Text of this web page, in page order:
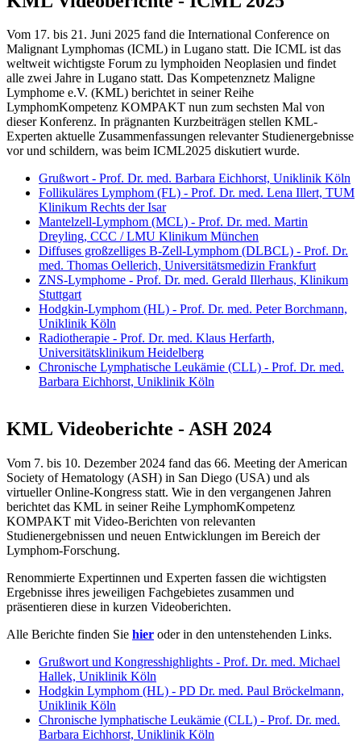
Vom 17. bis 21. Juni 2025 fand die International Conference on
Malignant Lymphomas (ICML) in Lugano statt. Die ICML ist das
weltweit wichtigste Forum zu lymphoiden Neoplasien und findet
alle zwei Jahre in Lugano statt. Das Kompetenznetz Maligne
Lymphome e.V. (KML) berichtet in seiner Reihe
LymphomKompetenz KOMPAKT nun zum sechsten Mal von
dieser Konferenz. In prägnanten Kurzbeiträgen stellen KML-
Experten aktuelle Zusammenfassungen relevanter Studienergebnisse
vor und schildern, was beim ICML2025 diskutiert wurde.
Grußwort - Prof. Dr. med. Barbara Eichhorst, Uniklinik Köln
Follikuläres Lymphom (FL) - Prof. Dr. med. Lena Illert, TUM
Klinikum Rechts der Isar
Mantelzell-Lymphom (MCL) - Prof. Dr. med. Martin
Dreyling, CCC / LMU Klinikum München
Diffuses großzelliges B-Zell-Lymphom (DLBCL) - Prof. Dr.
med. Thomas Oellerich, Universitätsmedizin Frankfurt
ZNS-Lymphome - Prof. Dr. med. Gerald Illerhaus, Klinikum
Stuttgart
Hodgkin-Lymphom (HL) - Prof. Dr. med. Peter Borchmann,
Uniklinik Köln
Radiotherapie - Prof. Dr. med. Klaus Herfarth,
Universitätsklinikum Heidelberg
Chronische Lymphatische Leukämie (CLL) - Prof. Dr. med.
Barbara Eichhorst, Uniklinik Köln
KML Videoberichte - ASH 2024
Vom 7. bis 10. Dezember 2024 fand das 66. Meeting der American
Society of Hematology (ASH) in San Diego (USA) und als
virtueller Online-Kongress statt. Wie in den vergangenen Jahren
berichtet das KML in seiner Reihe LymphomKompetenz
KOMPAKT mit Video-Berichten von relevanten
Studienergebnissen und neuen Entwicklungen im Bereich der
Lymphom-Forschung.
Renommierte Expertinnen und Experten fassen die wichtigsten
Ergebnisse ihres jeweiligen Fachgebietes zusammen und
präsentieren diese in kurzen Videoberichten.
Alle Berichte finden Sie hier oder in den untenstehenden Links.
Grußwort und Kongresshighlights - Prof. Dr. med. Michael
Hallek, Uniklinik Köln
Hodgkin Lymphom (HL) - PD Dr. med. Paul Bröckelmann,
Uniklinik Köln
Chronische lymphatische Leukämie (CLL) - Prof. Dr. med.
Barbara Eichhorst, Uniklinik Köln